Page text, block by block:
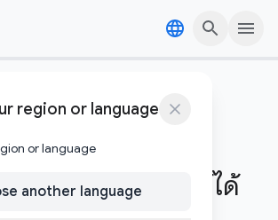
region or language
or language
another language
ก้อนกลมๆ!
าร์ดติดตามสุดบาง
แต่ใส่กระเป๋าสตางค์ได้